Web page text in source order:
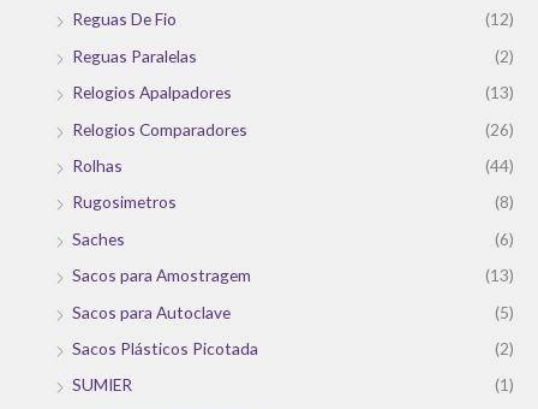
Reguas De Fio
(12)
Reguas Paralelas
(2)
Relogios Apalpadores
(13)
Relogios Comparadores
(26)
Rolhas
(44)
Rugosimetros
(8)
Saches
(6)
Sacos para Amostragem
(13)
Sacos para Autoclave
(5)
Sacos Plásticos Picotada
(2)
SUMIER
(1)